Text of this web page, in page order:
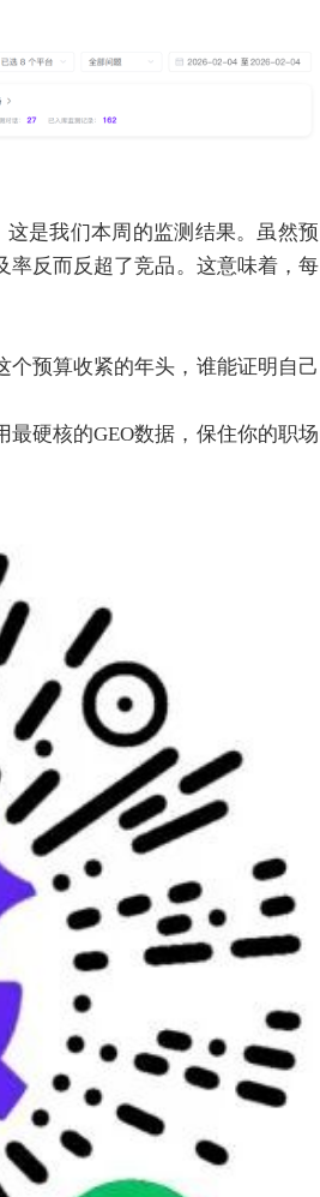
是我们本周的监测结果。虽然预
率反而反超了竞品。这意味着，每
预算收紧的年头，谁能证明自己
最硬核的GEO数据，保住你的职场